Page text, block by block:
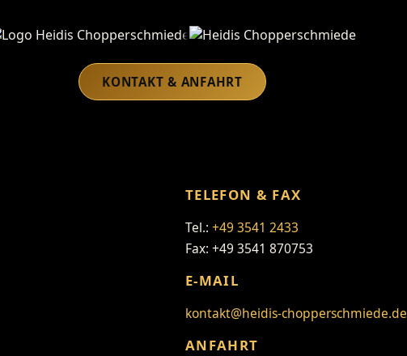
Heidis Chopperschmiede
KONTAKT & ANFAHRT
TELEFON & FAX
Tel.: +49 3541 2433
Fax: +49 3541 870753
E-MAIL
kontakt@heidis-chopperschmiede.de
ANFAHRT